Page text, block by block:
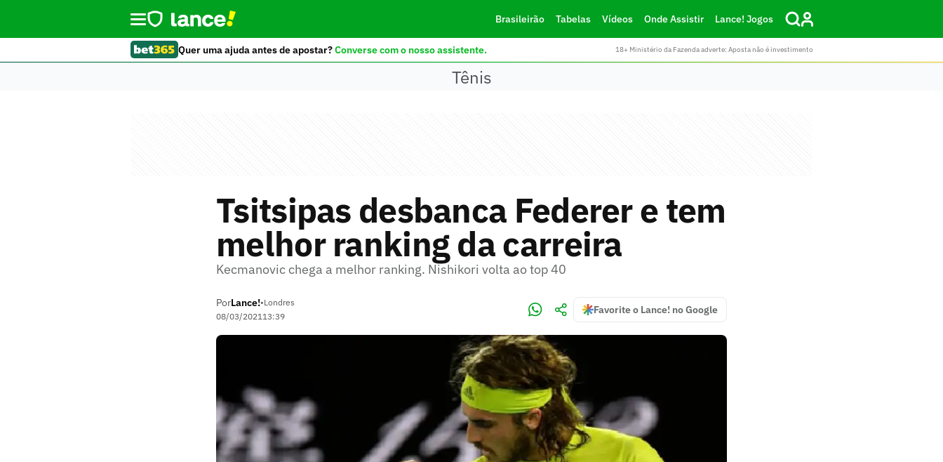
Brasileirão Tabelas Vídeos Onde Assistir Lance! Jogos
Quer uma ajuda antes de apostar?Converse com o nosso assistente. 18+ Ministério da Fazenda adverte: Aposta não é investimento
Tênis
Tsitsipas desbanca Federer e tem
melhor ranking da carreira
Kecmanovic chega a melhor ranking. Nishikori volta ao top 40
PorLance!•Londres
08/03/202113:39
Favorite o Lance! no Google